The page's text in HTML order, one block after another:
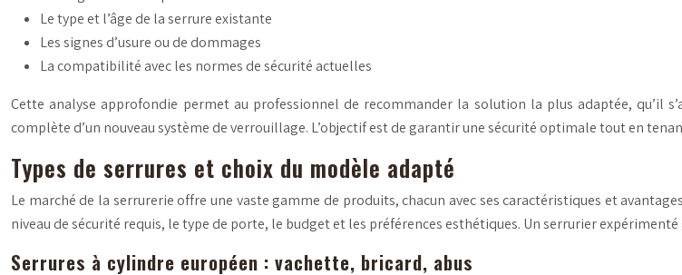
Le type et l’âge de la serrure existante
Les signes d’usure ou de dommages
La compatibilité avec les normes de sécurité actuelles
Cette analyse approfondie permet au professionnel de recommander la solution la plus adaptée, qu’il
complète d’un nouveau système de verrouillage. L’objectif est de garantir une sécuritéoptimaletout en
Types de serrures et choix du modèle adapté
Le marché de la serrurerie offre une vaste gamme de produits, chacun avec ses caractéristiques et
niveau de sécurité requis, le type de porte, le budget et les préférences esthétiques. Un serrurier
Serrures à cylindre européen : vachette, bricard, abus